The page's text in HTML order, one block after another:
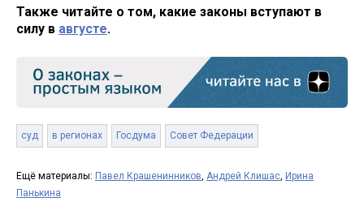
Также читайте о том, какие законы вступают в
силу в августе.
суд в регионах Госдума Совет Федерации
Ещё материалы: Павел Крашенинников Андрей Клишас Ирина
Панькина